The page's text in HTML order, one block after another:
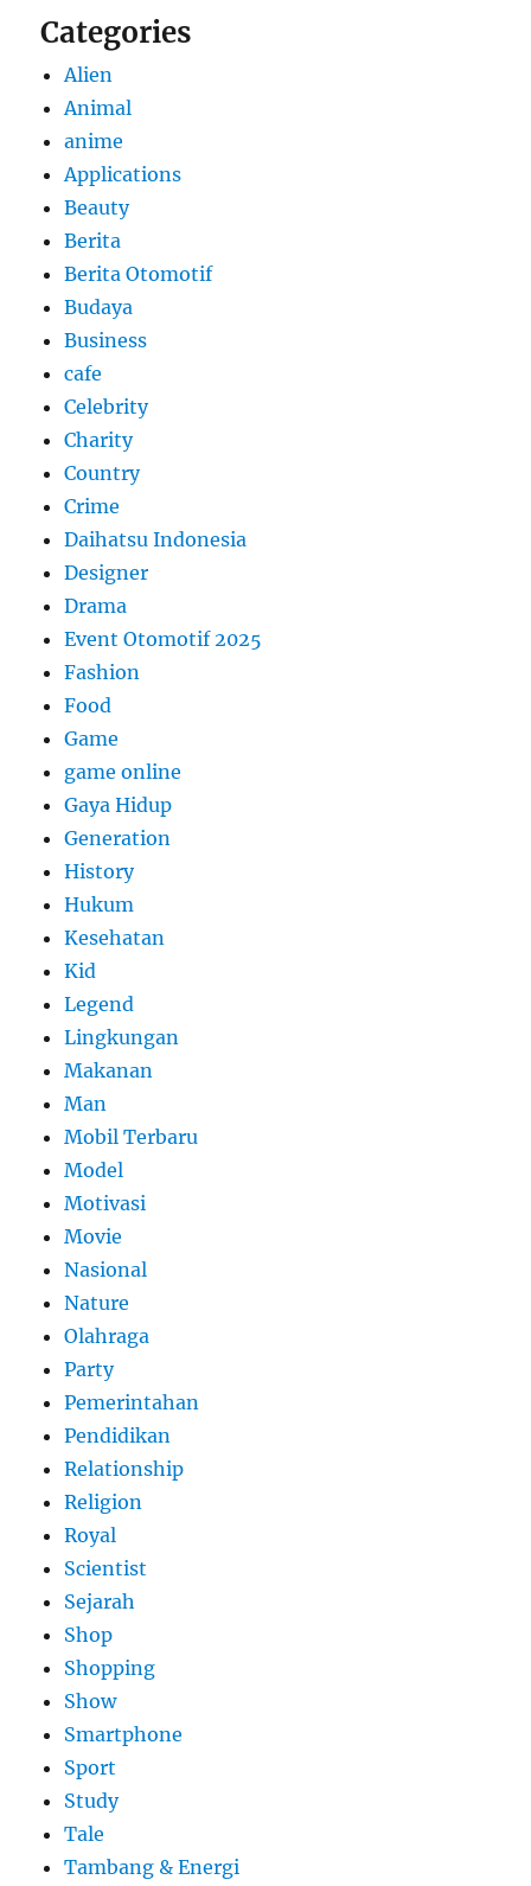
Categories
Alien
Animal
anime
Applications
Beauty
Berita
Berita Otomotif
Budaya
Business
cafe
Celebrity
Charity
Country
Crime
Daihatsu Indonesia
Designer
Drama
Event Otomotif 2025
Fashion
Food
Game
game online
Gaya Hidup
Generation
History
Hukum
Kesehatan
Kid
Legend
Lingkungan
Makanan
Man
Mobil Terbaru
Model
Motivasi
Movie
Nasional
Nature
Olahraga
Party
Pemerintahan
Pendidikan
Relationship
Religion
Royal
Scientist
Sejarah
Shop
Shopping
Show
Smartphone
Sport
Study
Tale
Tambang & Energi